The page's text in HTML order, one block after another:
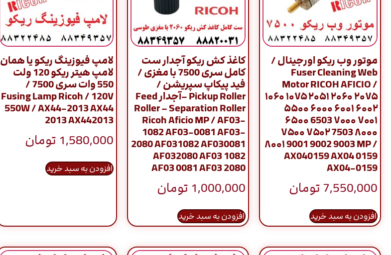
موتور وب ریکو اورجینال /
Fuser Cleaning Web
Motor RICOH AFICIO /
۱۰۶۰ ۱۰۷۵ ۲۰۵۱ ۲۰۶۰ ۲۰۷۵
۵۵۰۰ ۶۰۰۰ ۶۰۰۱ ۶۰۰۲
۶۵۰۰ 6503 ۷۰۰۰ ۷۰۰۱
۷۵۰۰ ۷۵۰۲ 7503 ۸۰۰۰
۸۰۰۱ 9001 9002 9003 MP /
AX040159 AX04 0159
AX04-0159
7,550,000 تومان
افزودن به سبد خرید
کاغذ کش ریکو آجدار ست
کامل سری 7500 با مغزی /
فید پیکاپ سپریشن /
Pickup Roller –آجدار Feed
Roller – Separation Roller
Ricoh Aficio MP / AF03-
1082 AF03-0081 AF03-
2080 AF031082 AF030081
AF032080 AF03 1082
AF03 0081 AF03 2080
1,000,000 تومان
افزودن به سبد خرید
لامپ فیوزینگ ریکو یا همان
لامپ هیتر ریکو 120 ولت
550 وات سری 7500 /
Fusing Lamp Ricoh / 120V
550W / AX44-2013 AX44
2013 AX442013
1,580,000 تومان
افزودن به سبد خرید